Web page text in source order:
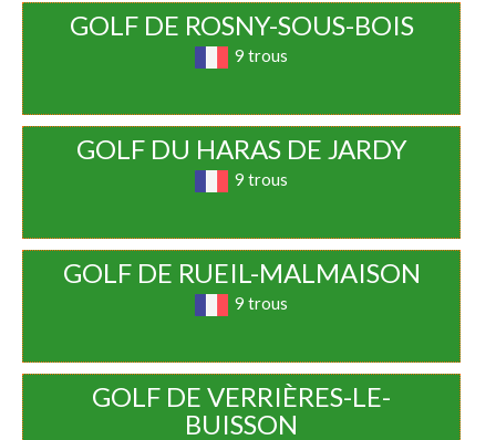
GOLF DE ROSNY-SOUS-BOIS
9 trous
GOLF DU HARAS DE JARDY
9 trous
GOLF DE RUEIL-MALMAISON
9 trous
GOLF DE VERRIÈRES-LE-
BUISSON